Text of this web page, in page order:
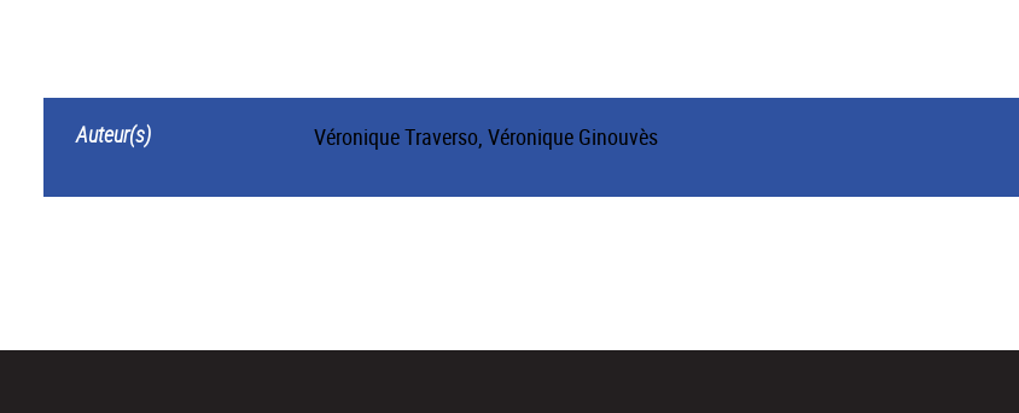
Auteur(s) Véronique Traverso, Véronique Ginouvès